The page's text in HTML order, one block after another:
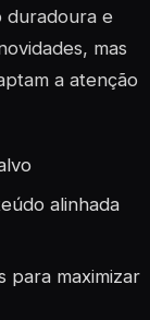
duradoura e
mas
a atenção
alinhada
para maximizar